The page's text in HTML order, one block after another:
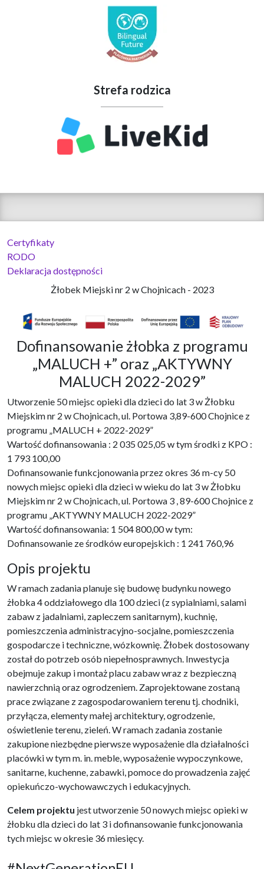
Strefa rodzica
Certyfikaty
RODO
Deklaracja dostępności
Żłobek Miejski nr 2 w Chojnicach - 2023
Dofinansowanie żłobka z programu
„MALUCH +” oraz „AKTYWNY
MALUCH 2022-2029”
Utworzenie 50 miejsc opieki dla dzieci do lat 3 w Żłobku
Miejskim nr 2 w Chojnicach, ul. Portowa 3,89-600 Chojnice z
programu „MALUCH + 2022-2029”
Wartość dofinansowania : 2 035 025,05 w tym środki z KPO :
1 793 100,00
Dofinansowanie funkcjonowania przez okres 36 m-cy 50
nowych miejsc opieki dla dzieci w wieku do lat 3 w Żłobku
Miejskim nr 2 w Chojnicach, ul. Portowa 3 , 89-600 Chojnice z
programu „AKTYWNY MALUCH 2022-2029”
Wartość dofinansowania: 1 504 800,00 w tym:
Dofinansowanie ze środków europejskich : 1 241 760,96
Opis projektu
W ramach zadania planuje się budowę budynku nowego
żłobka 4 oddziałowego dla 100 dzieci (z sypialniami, salami
zabaw z jadalniami, zapleczem sanitarnym), kuchnię,
pomieszczenia administracyjno-socjalne, pomieszczenia
gospodarcze i techniczne, wózkownię. Żłobek dostosowany
został do potrzeb osób niepełnosprawnych. Inwestycja
obejmuje zakup i montaż placu zabaw wraz z bezpieczną
nawierzchnią oraz ogrodzeniem. Zaprojektowane zostaną
prace związane z zagospodarowaniem terenu tj. chodniki,
przyłącza, elementy małej architektury, ogrodzenie,
oświetlenie terenu, zieleń. W ramach zadania zostanie
zakupione niezbędne pierwsze wyposażenie dla działalności
placówki w tym m. in. meble, wyposażenie wypoczynkowe,
sanitarne, kuchenne, zabawki, pomoce do prowadzenia zajęć
opiekuńczo-wychowawczych i edukacyjnych.
Celem projektu jest utworzenie 50 nowych miejsc opieki w
żłobku dla dzieci do lat 3 i dofinansowanie funkcjonowania
tych miejsc w okresie 36 miesięcy.